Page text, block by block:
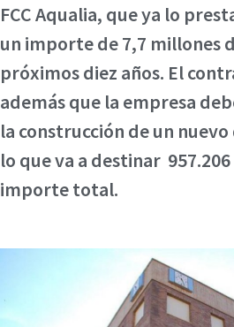
FCC Aqualia, que ya lo
un importe de 7,7 millones
próximos diez años. El
además que la empresa
la construcción de un
lo que va a destinar
importe total.